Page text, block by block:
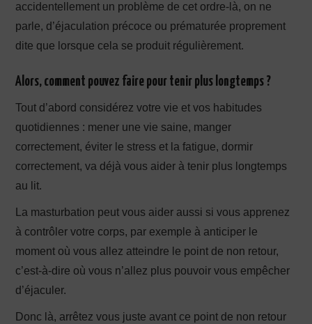
accidentellement un problème de cet ordre-là, on ne
parle, d’éjaculation précoce ou prématurée proprement
dite que lorsque cela se produit régulièrement.
Alors, comment pouvez faire pour tenir plus longtemps ?
Tout d’abord considérez votre vie et vos habitudes
quotidiennes : mener une vie saine, manger
correctement, éviter le stress et la fatigue, dormir
correctement, va déjà vous aider à tenir plus longtemps
au lit.
La masturbation peut vous aider aussi si vous apprenez
à contrôler votre corps, par exemple à anticiper le
moment où vous allez atteindre le point de non retour,
c’est-à-dire où vous n’allez plus pouvoir vous empêcher
d’éjaculer.
Donc là, arrêtez vous juste avant ce point de non retour